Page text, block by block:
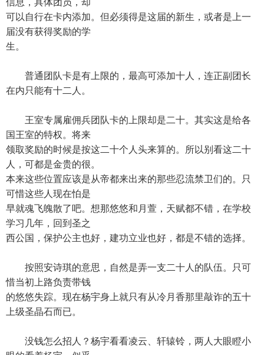
信息，具体团员，却
可以自行在卡内添加。但必须得是这届的新生，或者是上一
届没有获得奖励的学
生。
普通团队卡是有上限的，最高可添加十人，连正副团长
在内只能有十二人。
王室专属雇佣兵团队卡的上限却是二十。其实这是给各
国王室的特权。将来
领取奖励的时候是按这二十个人头来算的。所以别看这二十
人，可都是金贵的很。
本来这些位置应该是从帝都来出来的那些忍流禁卫们的。只
可惜这些人现在怕是
早就魂飞魄散了吧。想那悠悠和月萱，天赋都不错，在学校
学习几年，回到圣之
西公国，保护公主也好，建功立业也好，都是不错的选择。
按照安诗琪的意思，自然是弄一支二十人的队伍。只可
惜当初上路负责带钱
的悠悠失踪。现在杨宇身上就只有从冷月香那里敲诈的五十
上级圣晶石而已。
没钱怎么招人？杨宇看看凌云、轩辕铃，两人大眼瞪小